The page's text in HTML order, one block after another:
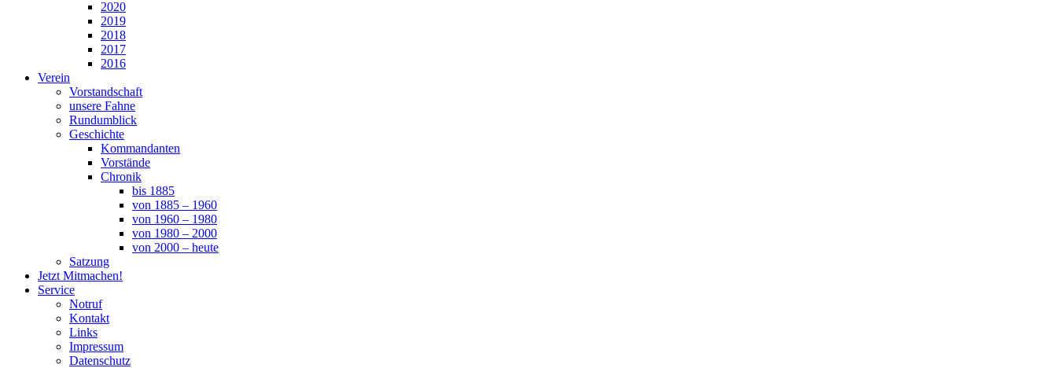
2020
2019
2018
2017
2016
Verein
Vorstandschaft
unsere Fahne
Rundumblick
Geschichte
Kommandanten
Vorstände
Chronik
bis 1885
von 1885 – 1960
von 1960 – 1980
von 1980 – 2000
von 2000 – heute
Satzung
Jetzt Mitmachen!
Service
Notruf
Kontakt
Links
Impressum
Datenschutz